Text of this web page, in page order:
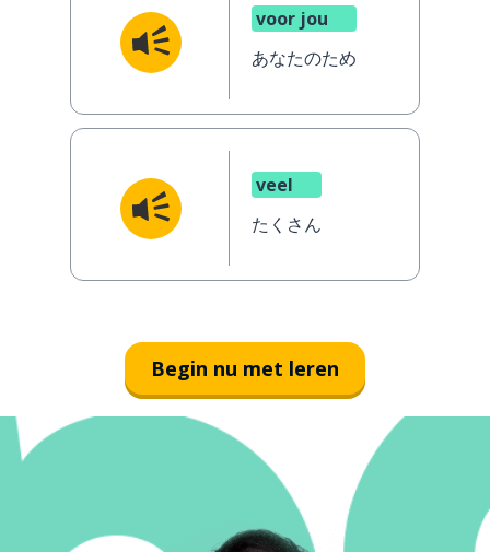
voor jou
あなたのため
veel
たくさん
Begin nu met leren